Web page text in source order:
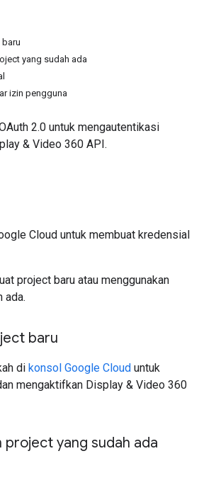
yang sudah ada
izin pengguna
2.0 untuk mengautentikasi
& Video 360 API.
Cloud untuk membuat kredensial
project baru atau menggunakan
ada.
baru
di konsol Google Cloud untuk
mengaktifkan Display & Video 360
project yang sudah ada